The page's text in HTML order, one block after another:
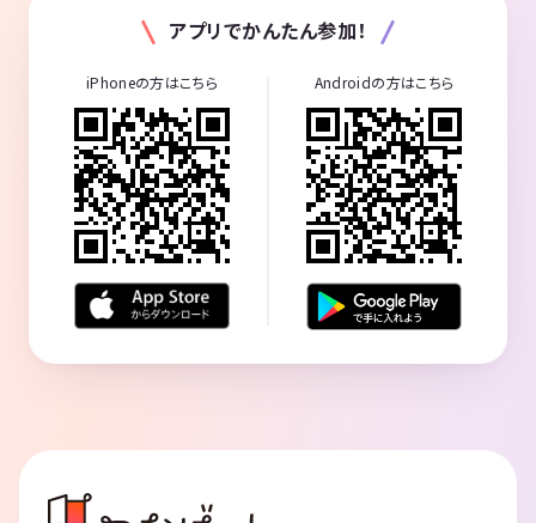
アプリでかんたん参加！
iPhoneの方はこちら Androidの方はこちら